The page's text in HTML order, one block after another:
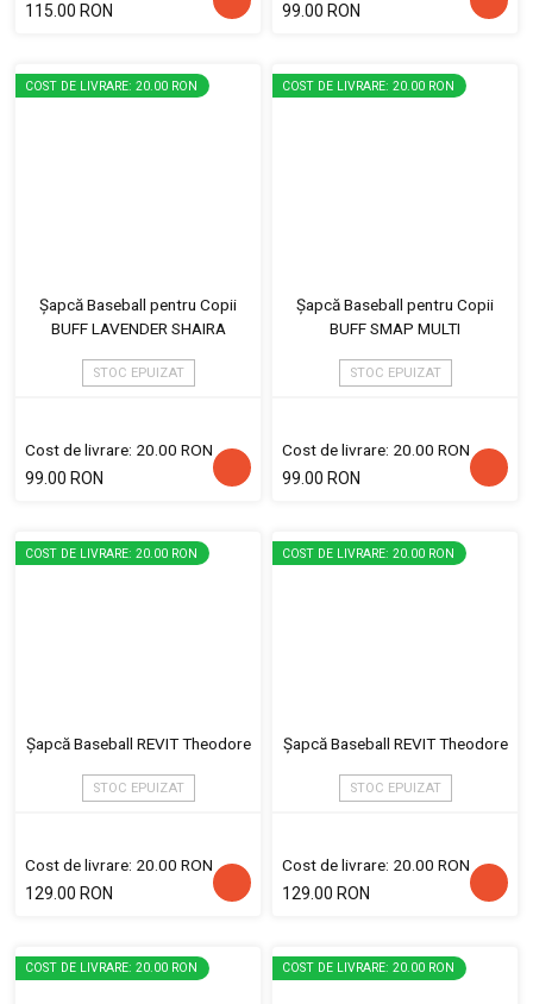
115.00 RON
99.00 RON
COST DE LIVRARE: 20.00 RON
Șapcă Baseball pentru Copii
BUFF LAVENDER SHAIRA
STOC EPUIZAT
Cost de livrare: 20.00 RON
99.00 RON
COST DE LIVRARE: 20.00 RON
Șapcă Baseball pentru Copii
BUFF SMAP MULTI
STOC EPUIZAT
Cost de livrare: 20.00 RON
99.00 RON
COST DE LIVRARE: 20.00 RON
Șapcă Baseball REVIT Theodore
STOC EPUIZAT
Cost de livrare: 20.00 RON
129.00 RON
COST DE LIVRARE: 20.00 RON
Șapcă Baseball REVIT Theodore
STOC EPUIZAT
Cost de livrare: 20.00 RON
129.00 RON
COST DE LIVRARE: 20.00 RON COST DE LIVRARE: 20.00 RON